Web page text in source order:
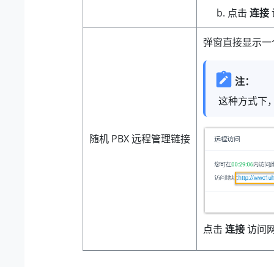
点击 连接
随机 PBX 远程管理链接
弹窗直接显示
注：
这种方式下
点击 连接访问